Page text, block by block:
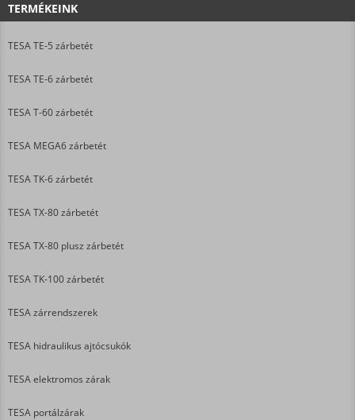
TERMÉKEINK
TESA TE-5 zárbetét
TESA TE-6 zárbetét
TESA T-60 zárbetét
TESA MEGA6 zárbetét
TESA TK-6 zárbetét
TESA TX-80 zárbetét
TESA TX-80 plusz zárbetét
TESA TK-100 zárbetét
TESA zárrendszerek
TESA hidraulikus ajtócsukók
TESA elektromos zárak
TESA portálzárak